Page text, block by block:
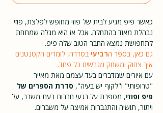
כאשר פיפ מגיע לבית של פוזי מחופש לפלצת, פוזי
נבהלת מאוד בהתחלה. אבל אז היא מגלה שמתחת
לתחפושת נמצא החבר הטוב שלה פיפ.
גם כאן, בספר הרביעי בסדרה, לומדים הקטנטנים
איך צחוק ומשחק מגרשים כל פחד.
עם איורים שמדברים בעד עצמם מאת מאייר
"טרופותי" ו"לקוף יש בעיה", סדרת הספרים של
פיפ ופוזי, מספרת על רגעי חברות בעת משבר, על
ויתור, תושיה והתגברות אמיצה על משברים.